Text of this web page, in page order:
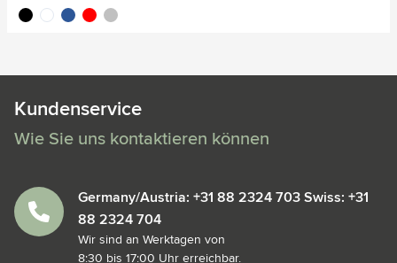
noir blancbleu rougeargenté
Kundenservice
Wie Sie uns kontaktieren können
Germany/Austria: +31 88 2324 703 Swiss: +31
88 2324 704
Wir sind an Werktagen von
8:30 bis 17:00 Uhr erreichbar.